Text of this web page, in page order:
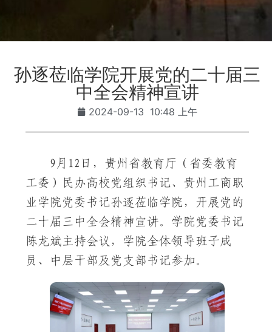
孙逐莅临学院开展党的二十届三
中全会精神宣讲
2024-09-13 10:48 上午
9月12日，贵州省教育厅（省委教育
工委）民办高校党组织书记、贵州工商职
业学院党委书记孙逐莅临学院，开展党的
二十届三中全会精神宣讲。学院党委书记
陈龙斌主持会议，学院全体领导班子成
员、中层干部及党支部书记参加。